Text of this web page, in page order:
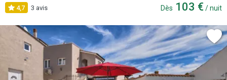
4,7 3 avis Dès 103 € / nuit